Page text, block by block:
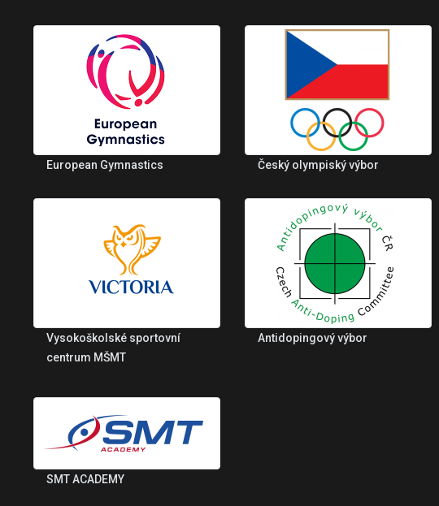
European Gymnastics Český olympiský výbor
Vysokoškolské sportovní
centrum MŠMT
Antidopingový výbor
SMT ACADEMY